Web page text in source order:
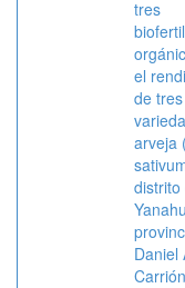
tres
el
de tres
arveja
distrito
Daniel